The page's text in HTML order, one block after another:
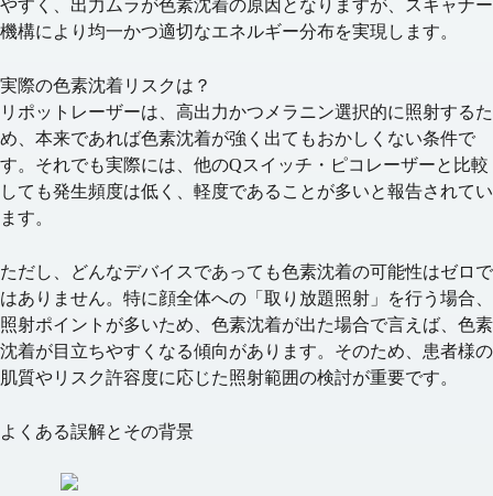
やすく、出力ムラが色素沈着の原因となりますが、スキャナー
機構により 均一かつ適切なエネルギー分布を実現します。
実際の色素沈着リスクは？
リポットレーザーは、高出力かつメラニン選択的に照射するた
め、本来であれば色素沈着が強く出てもおかしくない条件で
す。それでも実際には、 他のQスイッチ・ピコレーザーと比較
しても発生頻度は低く、軽度であることが多いと報告されてい
ます。
ただし、どんなデバイスであっても色素沈着の可能性はゼロで
はありません。特に顔全体への「取り放題照射」を行う場合、
照射ポイントが多いため、色素沈着が出た場合で言えば、色素
沈着が目立ちやすくなる傾向があります。そのため、 患者様の
肌質やリスク許容度に応じた照射範囲の検討が重要です。
よくある誤解とその背景